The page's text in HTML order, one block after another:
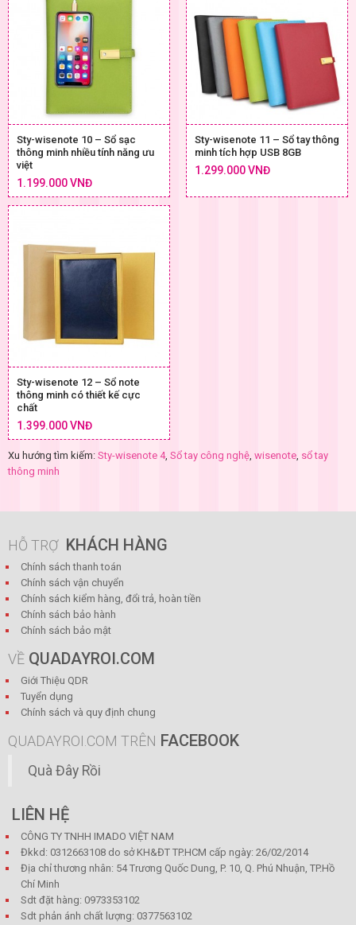
Sty-wisenote 10 – Sổ sạc
thông minh nhiều tính năng ưu
việt
1.199.000 VNĐ
Sty-wisenote 11 – Sổ tay thông
minh tích hợp USB 8GB
1.299.000 VNĐ
Sty-wisenote 12 – Sổ note
thông minh có thiết kế cực
chất
1.399.000 VNĐ
Xu hướng tìm kiếm: Sty-wisenote 4, Sổ tay công nghệ, wisenote, sổ tay
thông minh
HỖ TRỢ KHÁCH HÀNG
Chính sách thanh toán
Chính sách vận chuyển
Chính sách kiểm hàng, đổi trả, hoàn tiền
Chính sách bảo hành
Chính sách bảo mật
VỀ QUADAYROI.COM
Giới Thiệu QDR
Tuyển dụng
Chính sách và quy định chung
QUADAYROI.COM TRÊN FACEBOOK
Quà Đây Rồi
LIÊN HỆ
CÔNG TY TNHH IMADO VIỆT NAM
Đkkd: 0312663108 do sở KH&ĐT TP.HCM cấp ngày: 26/02/2014
Địa chỉ thương nhân: 54 Trương Quốc Dung, P. 10, Q. Phú Nhuận, TP.Hồ
Chí Minh
Sdt đặt hàng: 0973353102
Sdt phản ánh chất lượng: 0377563102